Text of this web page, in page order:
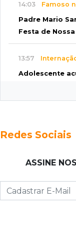
14:03 Famoso
Padre Mario
Festa de
13:57
Adolescente
reformular
Mineração
Redes Sociais
ASSINE